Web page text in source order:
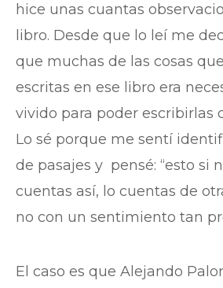
hice unas cuantas
libro. Desde que lo leí me
que muchas de las cosas
escritas en ese libro era
vivido para poder escribirlas
Lo sé porque me sentí
de pasajes y pensé: “esto si
cuentas así, lo cuentas de
no con un sentimiento tan
El caso es que Alejando